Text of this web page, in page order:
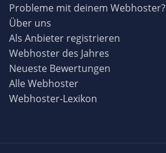
Probleme mit deinem Webhoster?
Über uns
Als Anbieter registrieren
Webhoster des Jahres
Neueste Bewertungen
Alle Webhoster
Webhoster-Lexikon